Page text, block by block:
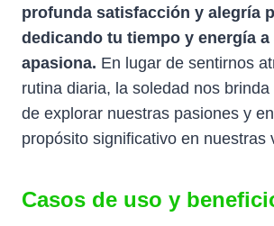
profunda satisfacción y alegría
dedicando tu tiempo y energía a
apasiona. En lugar de sentirnos
rutina diaria, la soledad nos
de explorar nuestras pasiones y
propósito significativo en nuestras
Casos de uso y